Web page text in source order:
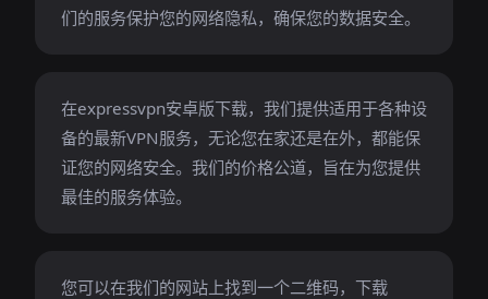
们的服务保护您的网络隐私，确保您的数据安全。
在expressvpn安卓版下载，我们提供适用于各种设
备的最新VPN服务，无论您在家还是在外，都能保
证您的网络安全。我们的价格公道，旨在为您提供
最佳的服务体验。
您可以在我们的网站上找到一个二维码，下载